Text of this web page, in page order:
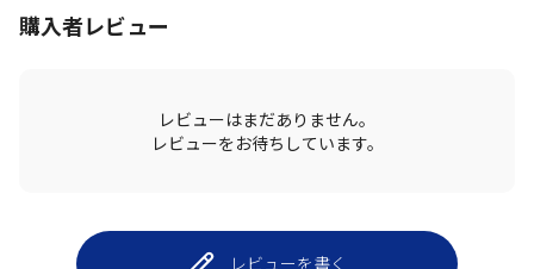
購入者レビュー
レビューはまだありません。
レビューをお待ちしています。
レビューを書く